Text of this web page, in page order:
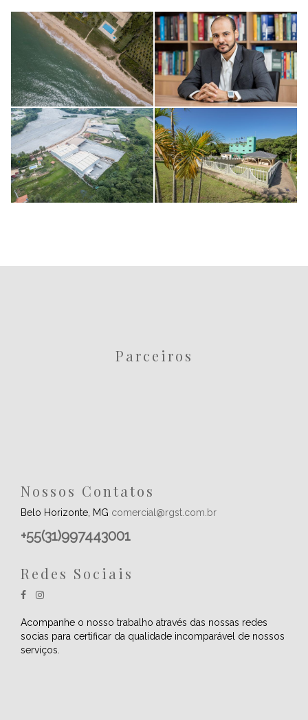
imagens
institucionais
GuestHouse
Paradise
imagens
institucionais
Portraits
imagens
institucionais
Quimiplast BH
institucionais
Parque Hotel
Pimonte
Parceiros
Nossos Contatos
Belo Horizonte, MG comercial@rgst.com.br
+55(31)997443001
Redes Sociais
Acompanhe o nosso trabalho através das nossas redes
socias para certificar da qualidade incomparável de nossos
serviços.